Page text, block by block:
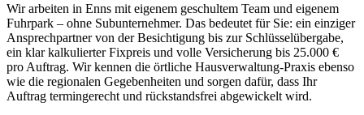
Wir arbeiten in Enns mit eigenem geschultem Team und eigenem
Fuhrpark – ohne Subunternehmer. Das bedeutet für Sie: ein einziger
Ansprechpartner von der Besichtigung bis zur Schlüsselübergabe,
ein klar kalkulierter Fixpreis und volle Versicherung bis 25.000 €
pro Auftrag. Wir kennen die örtliche Hausverwaltung-Praxis ebenso
wie die regionalen Gegebenheiten und sorgen dafür, dass Ihr
Auftrag termingerecht und rückstandsfrei abgewickelt wird.